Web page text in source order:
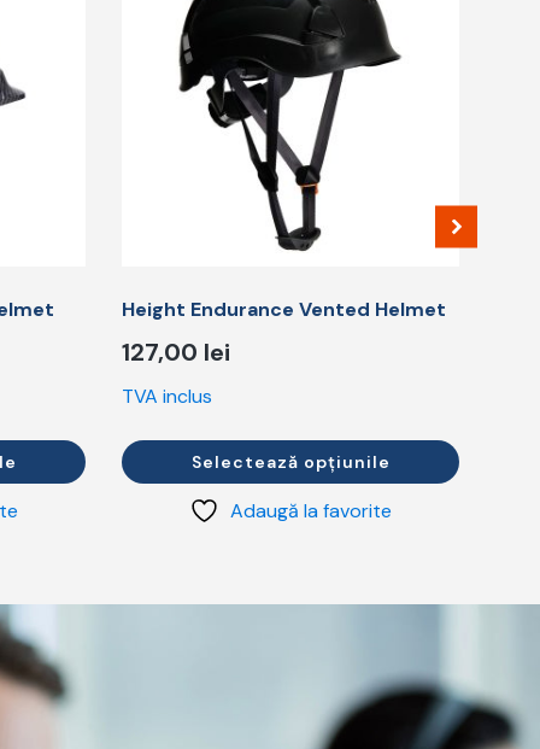
Height Endurance Vented Helmet
127,00 lei
TVA inclus
Selectează opțiunile
variații.
Adaugă la favorite